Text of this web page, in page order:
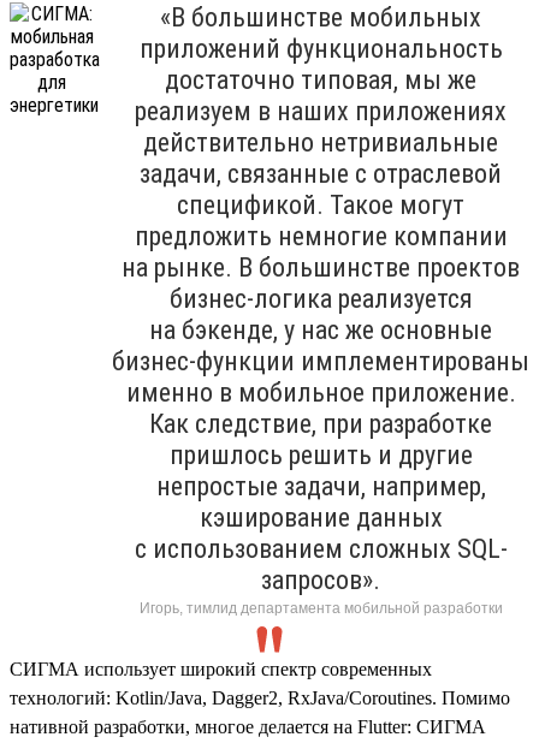
«В большинстве мобильных
приложений функциональность
достаточно типовая, мы же
реализуем в наших приложениях
действительно нетривиальные
задачи, связанные с отраслевой
спецификой. Такое могут
предложить немногие компании
на рынке. В большинстве проектов
бизнес-логика реализуется
на бэкенде, у нас же основные
бизнес-функции имплементированы
именно в мобильное приложение.
Как следствие, при разработке
пришлось решить и другие
непростые задачи, например,
кэширование данных
с использованием сложных SQL-
запросов».
Игорь, тимлид департамента мобильной разработки
СИГМА использует широкий спектр современных
технологий: Kotlin/Java, Dagger2, RxJava/Coroutines. Помимо
нативной разработки, многое делается на Flutter: СИГМА